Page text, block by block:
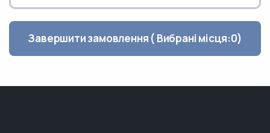
Завершити замовлення ( Вибрані місця:0)